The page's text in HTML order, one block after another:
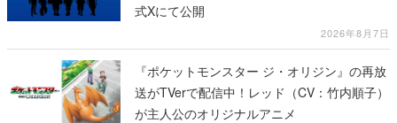
式Xにて公開
2026年8月7日
『ポケットモンスター ジ・オリジン』の再放
送がTVerで配信中！レッド（CV：竹内順子）
が主人公のオリジナルアニメ